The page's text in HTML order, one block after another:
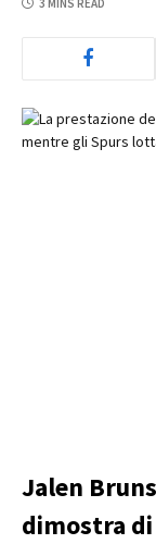
3 MINS READ
Jalen
dimostra di